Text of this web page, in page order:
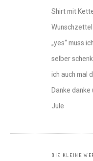
Shirt mit
„yes“ muss
selber
ich auch mal
Danke danke
Jule
DIE KLEINE